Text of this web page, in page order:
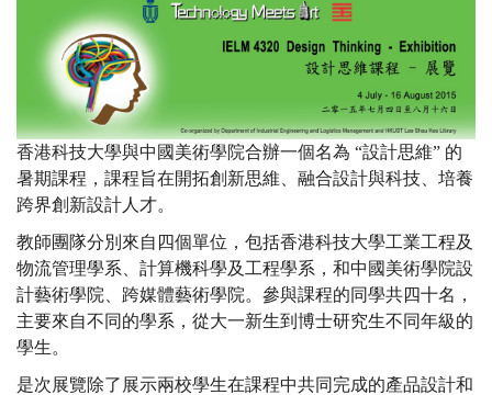
—
展
覽
2015
香港科技大學與中國美術學院合辦一個名為 “設計思維” 的
暑期課程，課程旨在開拓創新思維、融合設計與科技、培養
跨界創新設計人才。
教師團隊分別來自四個單位，包括香港科技大學工業工程及
物流管理學系、計算機科學及工程學系，和中國美術學院設
計藝術學院、跨媒體藝術學院。參與課程的同學共四十名，
主要來自不同的學系，從大一新生到博士研究生不同年級的
學生。
是次展覽除了展示兩校學生在課程中共同完成的產品設計和